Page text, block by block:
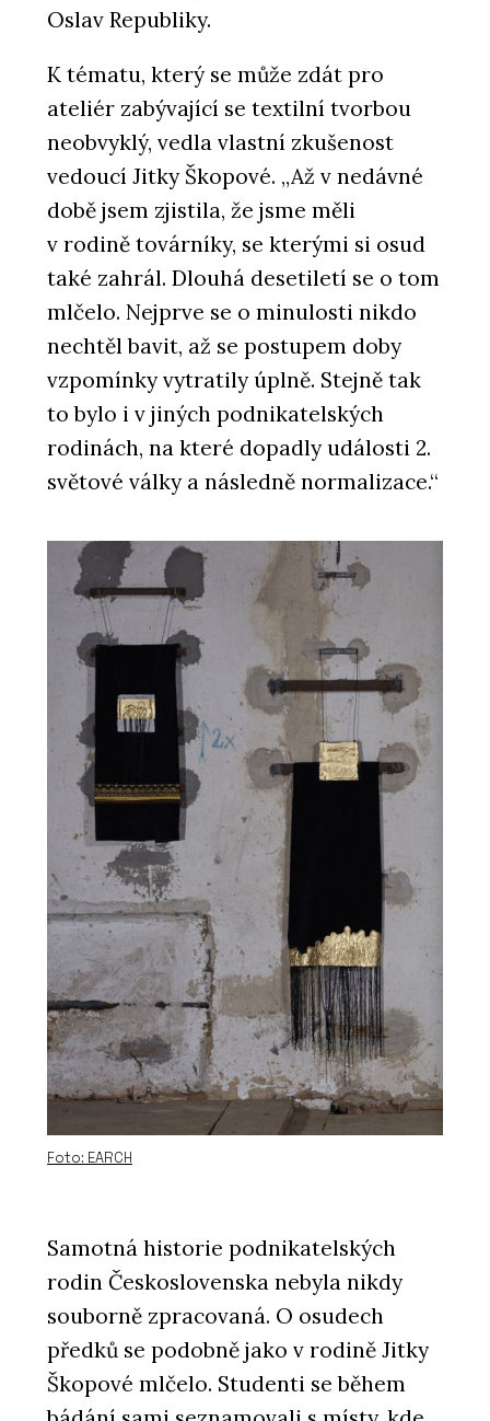
Oslav Republiky.
K tématu, který se může zdát pro
ateliér zabývající se textilní tvorbou
neobvyklý, vedla vlastní zkušenost
vedoucí Jitky Škopové. „Až v nedávné
době jsem zjistila, že jsme měli
v rodině továrníky, se kterými si osud
také zahrál. Dlouhá desetiletí se o tom
mlčelo. Nejprve se o minulosti nikdo
nechtěl bavit, až se postupem doby
vzpomínky vytratily úplně. Stejně tak
to bylo i v jiných podnikatelských
rodinách, na které dopadly události 2.
světové války a následně normalizace.“
Foto: EARCH
Samotná historie podnikatelských
rodin Československa nebyla nikdy
souborně zpracovaná. O osudech
předků se podobně jako v rodině Jitky
Škopové mlčelo. Studenti se během